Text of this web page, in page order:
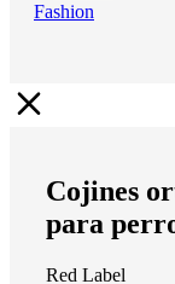
Fashion
Cojines
para
Red Label